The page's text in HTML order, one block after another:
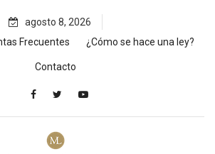
agosto 8, 2026
Frecuentes ¿Cómo se hace una ley?
Contacto